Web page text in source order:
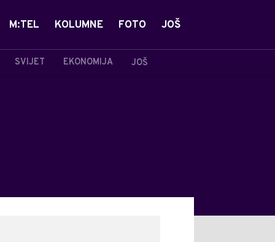
SVIJET EKONOMIJA JOŠ
M:TEL KOLUMNE FOTO JOŠ